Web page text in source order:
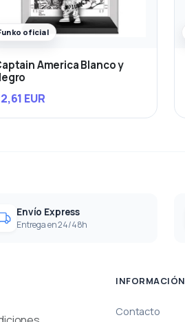
oficial
America Blanco y
EUR
Envío Express
Entrega en 24/48h
INFORMACIÓN
Contacto